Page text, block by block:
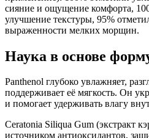
сияние и ощущение комфорта,
улучшение текстуры, 95%
выраженности мелких морщин.
Наука в основе
Panthenol глубоко увлажняет,
поддерживает её мягкость. Он
и помогает удерживать влагу
Ceratonia Siliqua Gum (экстракт
источником антиоксидантов,